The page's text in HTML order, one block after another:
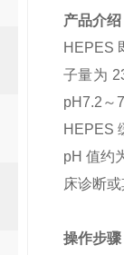
产品介绍
HEPES
子量为
pH7.2～
HEPES
pH 值约
床诊断
操作步